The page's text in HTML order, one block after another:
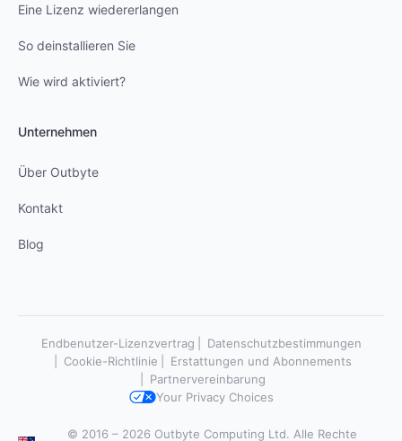
Eine Lizenz wiedererlangen
So deinstallieren Sie
Wie wird aktiviert?
Unternehmen
Über Outbyte
Kontakt
Blog
Endbenutzer-Lizenzvertrag
Datenschutzbestimmungen
Cookie-Richtlinie
Erstattungen und Abonnements
Partnervereinbarung
Your Privacy Choices
© 2016 – 2026 Outbyte Computing Ltd. Alle Rechte